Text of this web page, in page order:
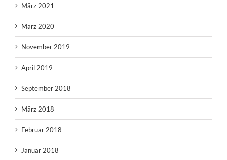
März 2021
März 2020
November 2019
April 2019
September 2018
März 2018
Februar 2018
Januar 2018